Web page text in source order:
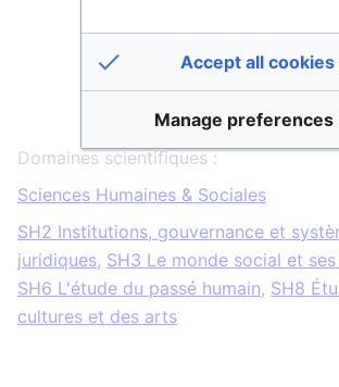
Territoriales et
Le Laboratoire Archéologie
Domaines scientifiques :
Sciences Humaines & Sociales
SH2 Institutions, gouvernance et
juridiques, SH3 Le monde social et
SH6 L'étude du passé humain, SH8
cultures et des arts
Accept all cookies
Manage preferences